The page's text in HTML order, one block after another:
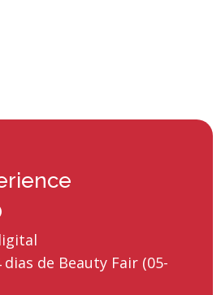
dias de Beauty Fair (05-